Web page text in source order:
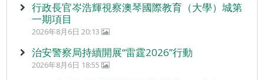
行政長官岑浩輝視察澳琴國際教育（大學）城第
一期項目
2026年8月6日 20:13
治安警察局持續開展“雷霆2026”行動
2026年8月6日 18:55